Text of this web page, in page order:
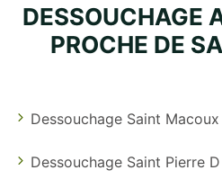
DESSOUCHAGE
PROCHE DE
Dessouchage Saint Macoux
Dessouchage Saint Pierre